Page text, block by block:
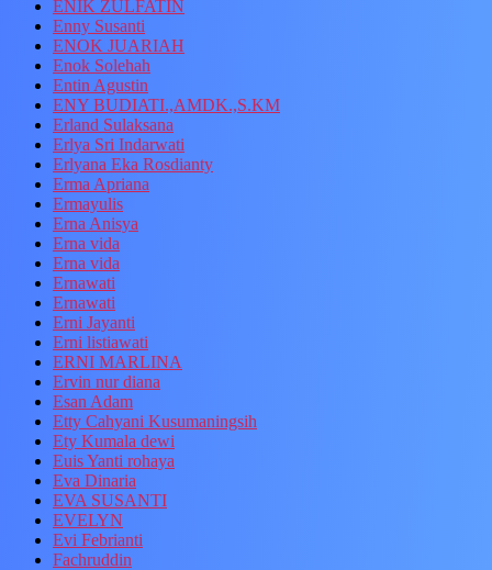
ENIK ZULFATIN
Enny Susanti
ENOK JUARIAH
Enok Solehah
Entin Agustin
ENY BUDIATI.,AMDK.,S.KM
Erland Sulaksana
Erlya Sri Indarwati
Erlyana Eka Rosdianty
Erma Apriana
Ermayulis
Erna Anisya
Erna vida
Erna vida
Ernawati
Ernawati
Erni Jayanti
Erni listiawati
ERNI MARLINA
Ervin nur diana
Esan Adam
Etty Cahyani Kusumaningsih
Ety Kumala dewi
Euis Yanti rohaya
Eva Dinaria
EVA SUSANTI
EVELYN
Evi Febrianti
Fachruddin